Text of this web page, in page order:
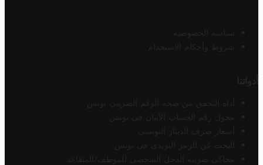
سياسة الخصوصية
شروط وأحكام الاستخدام
أدواتنا
أداة التحقق من صحة الرقم الضريبي تونس
محول رقم الحساب الآيبان في تونس
أسعار صرف الدينار التونسي
البحث عن الرمز البريدي في تونس
محاكي ضريبة الدخل الشخصي للموظف/المتقاعد